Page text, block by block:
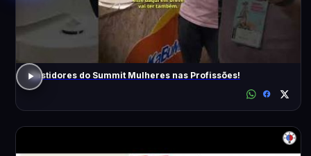
Bastidores do Summit Mulheres nas Profissões!